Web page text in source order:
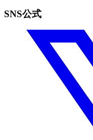
SNS公式